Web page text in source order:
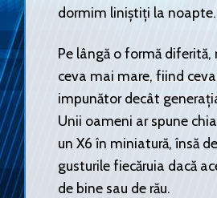
dormim liniștiți la noapte.
Pe lângă o formă diferită,
ceva mai mare, fiind
impunător decât
Unii oameni ar spune
un X6 în miniatură, însă
gusturile fiecăruia dacă
de bine sau de rău.